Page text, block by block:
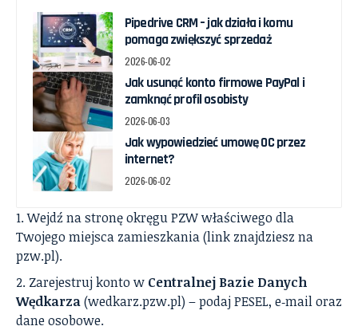
Pipedrive CRM – jak działa i komu
pomaga zwiększyć sprzedaż
2026-06-02
Jak usunąć konto firmowe PayPal i
zamknąć profil osobisty
2026-06-03
Jak wypowiedzieć umowę OC przez
internet?
2026-06-02
Wejdź na stronę okręgu PZW właściwego dla
Twojego miejsca zamieszkania (link znajdziesz na
pzw.pl).
Zarejestruj konto w Centralnej Bazie Danych
Wędkarza(wedkarz.pzw.pl) – podaj PESEL, e‑mail oraz
dane osobowe.